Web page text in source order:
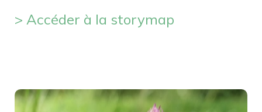
> Accéder à la storymap